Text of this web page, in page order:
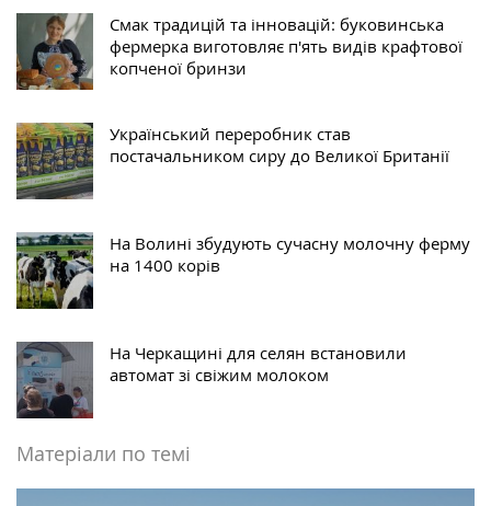
Смак традицій та інновацій: буковинська
фермерка виготовляє п'ять видів крафтової
копченої бринзи
Український переробник став
постачальником сиру до Великої Британії
На Волині збудують сучасну молочну ферму
на 1400 корів
На Черкащині для селян встановили
автомат зі свіжим молоком
Матеріали по темі